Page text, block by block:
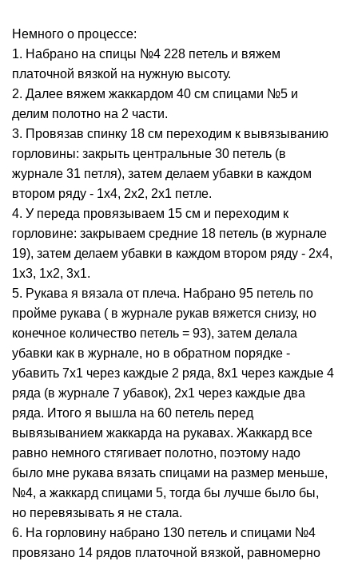
Немного о процессе:
1. Набрано на спицы №4 228 петель и вяжем
платочной вязкой на нужную высоту.
2. Далее вяжем жаккардом 40 см спицами №5 и
делим полотно на 2 части.
3. Провязав спинку 18 см переходим к вывязыванию
горловины: закрыть центральные 30 петель (в
журнале 31 петля), затем делаем убавки в каждом
втором ряду - 1х4, 2х2, 2х1 петле.
4. У переда провязываем 15 см и переходим к
горловине: закрываем средние 18 петель (в журнале
19), затем делаем убавки в каждом втором ряду - 2х4,
1х3, 1х2, 3х1.
5. Рукава я вязала от плеча. Набрано 95 петель по
пройме рукава ( в журнале рукав вяжется снизу, но
конечное количество петель = 93), затем делала
убавки как в журнале, но в обратном порядке -
убавить 7х1 через каждые 2 ряда, 8х1 через каждые 4
ряда (в журнале 7 убавок), 2х1 через каждые два
ряда. Итого я вышла на 60 петель перед
вывязыванием жаккарда на рукавах. Жаккард все
равно немного стягивает полотно, поэтому надо
было мне рукава вязать спицами на размер меньше,
№4, а жаккард спицами 5, тогда бы лучше было бы,
но перевязывать я не стала.
6. На горловину набрано 130 петель и спицами №4
провязано 14 рядов платочной вязкой, равномерно